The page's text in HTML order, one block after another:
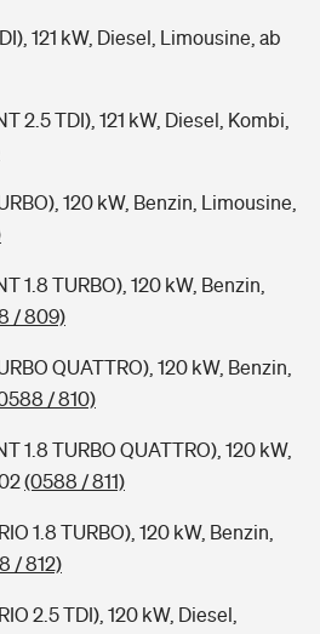
121 kW, Diesel, Limousine, ab
2.5 TDI), 121 kW, Diesel, Kombi,
120 kW, Benzin, Limousine,
1.8 TURBO), 120 kW, Benzin,
/ 809)
QUATTRO), 120 kW, Benzin,
/ 810)
1.8 TURBO QUATTRO), 120 kW,
(0588 / 811)
1.8 TURBO), 120 kW, Benzin,
/ 812)
2.5 TDI), 120 kW, Diesel,